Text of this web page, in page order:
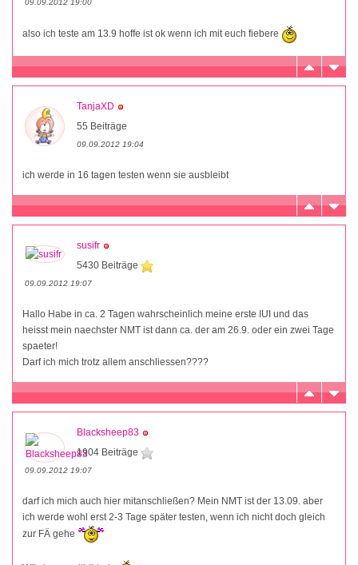
09.09.2012 19:00
also ich teste am 13.9 hoffe ist ok wenn ich mit euch fiebere
TanjaXD
55 Beiträge
09.09.2012 19:04
ich werde in 16 tagen testen wenn sie ausbleibt
susifr
5430 Beiträge
09.09.2012 19:07
Hallo Habe in ca. 2 Tagen wahrscheinlich meine erste IUI und das
heisst mein naechster NMT ist dann ca. der am 26.9. oder ein zwei Tage
spaeter!
Darf ich mich trotz allem anschliessen????
Blacksheep83
1904 Beiträge
09.09.2012 19:07
darf ich mich auch hier mitanschließen? Mein NMT ist der 13.09. aber
ich werde wohl erst 2-3 Tage später testen, wenn ich nicht doch gleich
zur FÄ gehe